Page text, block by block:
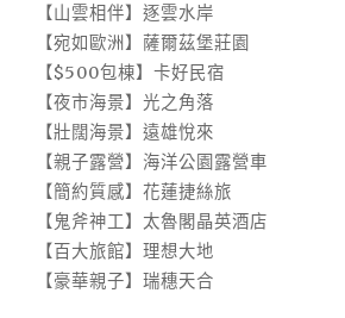
【山雲相伴】逐雲水岸
【宛如歐洲】薩爾茲堡莊園
【$500包棟】卡好民宿
【夜市海景】光之角落
【壯闊海景】遠雄悅來
【親子露營】海洋公園露營車
【簡約質感】花蓮捷絲旅
【鬼斧神工】太魯閣晶英酒店
【百大旅館】理想大地
【豪華親子】瑞穗天合